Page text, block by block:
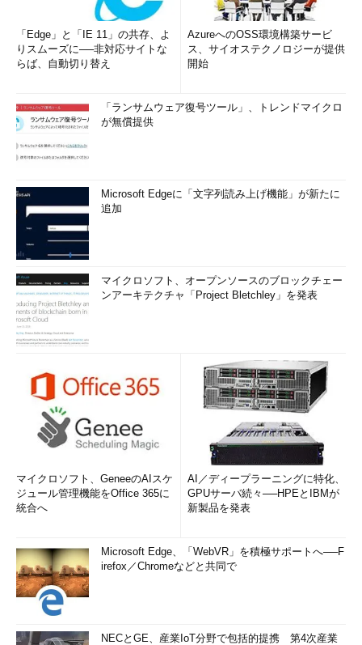
「Edge」と「IE 11」の共存、よ
りスムーズに──非対応サイトな
らば、自動切り替え
AzureへのOSS環境構築サービ
ス、サイオステクノロジーが提供
開始
「ランサムウェア復号ツール」、トレンドマイクロ
が無償提供
Microsoft Edgeに「文字列読み上げ機能」が新たに
追加
マイクロソフト、オープンソースのブロックチェー
ンアーキテクチャ「Project Bletchley」を発表
マイクロソフト、GeneeのAIスケ
ジュール管理機能をOffice 365に
統合へ
AI／ディープラーニングに特化、
GPUサーバ続々──HPEとIBMが
新製品を発表
Microsoft Edge、「WebVR」を積極サポートへ──F
irefox／Chromeなどと共同で
NECとGE、産業IoT分野で包括的提携 第4次産業